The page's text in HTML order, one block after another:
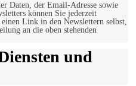
Daten, der Email-Adresse sowie
können Sie jederzeit
Link in den Newslettern selbst,
an die oben stehenden
und